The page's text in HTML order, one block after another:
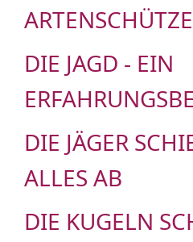
DIE JAGD - EIN
DIE JÄGER
LLES AB
DIE KUGELN